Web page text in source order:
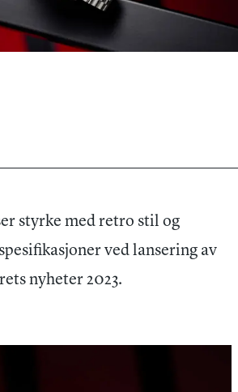
styrke med retro stil og
ved lansering av
nyheter 2023.